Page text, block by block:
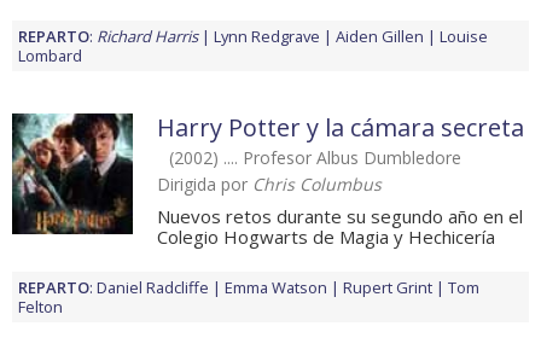
REPARTO: Richard Harris Lynn Redgrave Aiden Gillen
Louise
Lombard
Harry Potter y la cámara secreta
(2002) .... Profesor Albus Dumbledore
Dirigida por Chris Columbus
Nuevos retos durante su segundo año en el
Colegio Hogwarts de Magia y Hechicería
REPARTO: Daniel Radcliffe Emma Watson Rupert Grint
Tom
Felton